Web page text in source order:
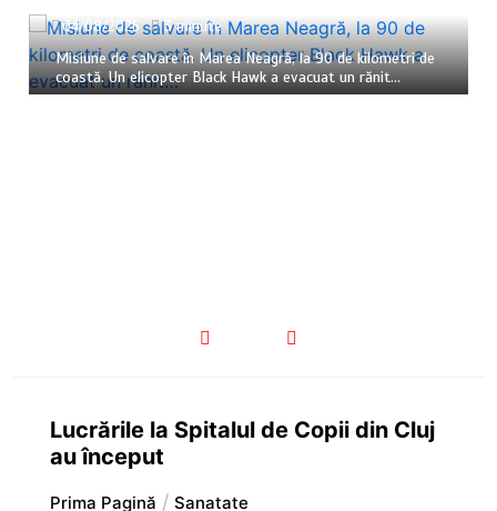
04/08/2026 3 minute
Misiune de salvare în Marea Neagră, la 90 de kilometri de
coastă. Un elicopter Black Hawk a evacuat un rănit…
Lucrările la Spitalul de Copii din Cluj
au început
Prima Pagină Sanatate